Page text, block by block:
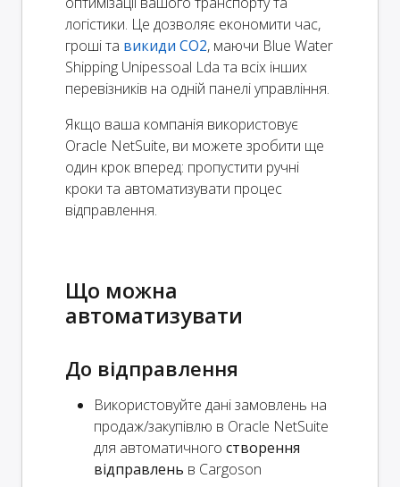
логістики. Це дозволяє економити час,
гроші та викиди CO2, маючи Blue Water
Shipping Unipessoal Lda та всіх інших
перевізників на одній панелі управління.
Якщо ваша компанія використовує
Oracle NetSuite, ви можете зробити ще
один крок вперед: пропустити ручні
кроки та автоматизувати процес
відправлення.
Що можна
автоматизувати
До відправлення
Використовуйте дані замовлень на
продаж/закупівлю в Oracle NetSuite
для автоматичного створення
відправлень в Cargoson